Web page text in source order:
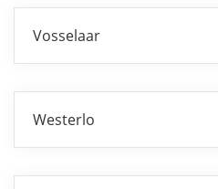
Vosselaar
Westerlo